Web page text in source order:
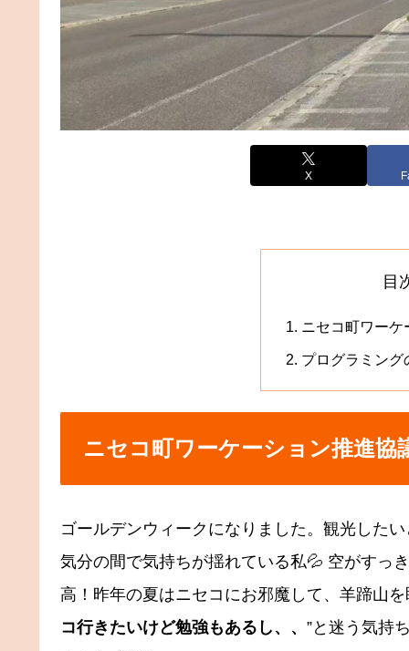
X
目
ニセコ町ワーケ
プログラミング
ニセコ町ワーケーション推進協
ゴールデンウィークになりました。観光した
気分の間で気持ちが揺れている私💦 空がすっ
高！昨年の夏はニセコにお邪魔して、羊蹄山
コ行きたいけど勉強もあるし、、 ”と迷う気持